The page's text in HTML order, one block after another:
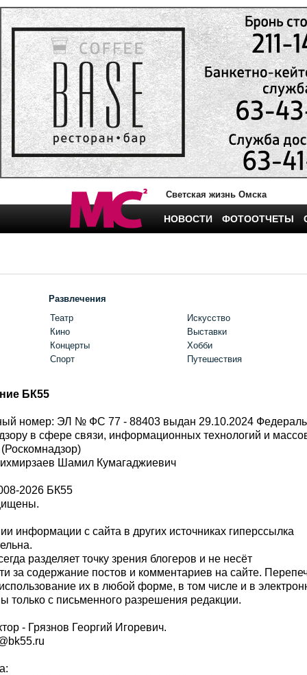
Светская жизнь Омска
НОВОСТИ ФОТООТЧЕТЫ
Развлечения
Театр
Кино
Концерты
Спорт
Искусство
Выставки
Хобби
Путешествия
БК55
номер: ЭЛ № ФС 77 - 88403 выдан 29.10.2024
в сфере связи, информационных технологий и
Шамил Кумагаджиевич
2026 БК55
информации с сайта в других источниках гиперссылка
разделяет точку зрения блогеров и не несёт
за содержание постов и комментариев на сайте.
их в любой форме, в том числе и в
с письменного разрешения редакции.
- Грязнов Георгий Игоревич.